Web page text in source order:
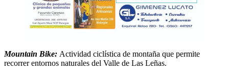
Mountain Bike: Actividad ciclística de montaña que permite
recorrer entornos naturales del Valle de Las Leñas.